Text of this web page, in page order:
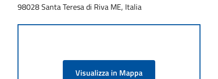
98028 Santa Teresa di Riva ME, Italia
Visualizza in Mappa